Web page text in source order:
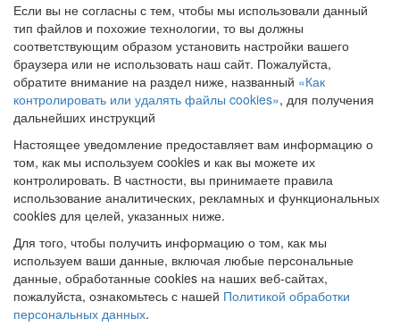
Если вы не согласны с тем, чтобы мы использовали данный
тип файлов и похожие технологии, то вы должны
соответствующим образом установить настройки вашего
браузера или не использовать наш сайт. Пожалуйста,
обратите внимание на раздел ниже, названный «Как
контролировать или удалять файлы cookies», для получения
дальнейших инструкций
Настоящее уведомление предоставляет вам информацию о
том, как мы используем cookies и как вы можете их
контролировать. В частности, вы принимаете правила
использование аналитических, рекламных и функциональных
cookies для целей, указанных ниже.
Для того, чтобы получить информацию о том, как мы
используем ваши данные, включая любые персональные
данные, обработанные cookies на наших веб-сайтах,
пожалуйста, ознакомьтесь с нашей Политикой обработки
персональных данных.